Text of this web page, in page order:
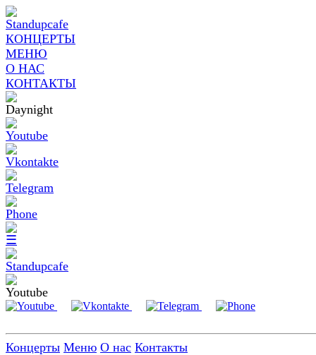
КОНЦЕРТЫ
МЕНЮ
О НАС
КОНТАКТЫ
Концерты Меню О нас Контакты